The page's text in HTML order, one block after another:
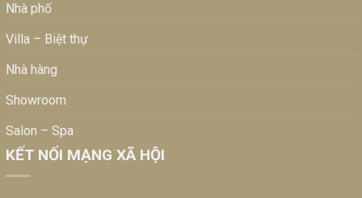
Nhà phố
Villa – Biệt thự
Nhà hàng
Showroom
Salon – Spa
KẾT NỐI MẠNG XÃ HỘI